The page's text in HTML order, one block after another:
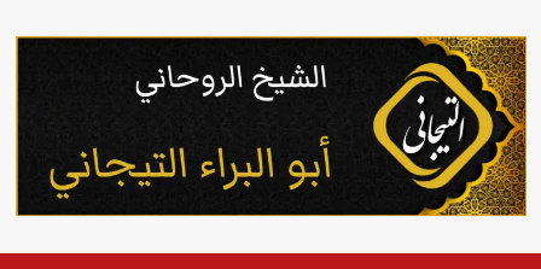
إلى
المحتوى